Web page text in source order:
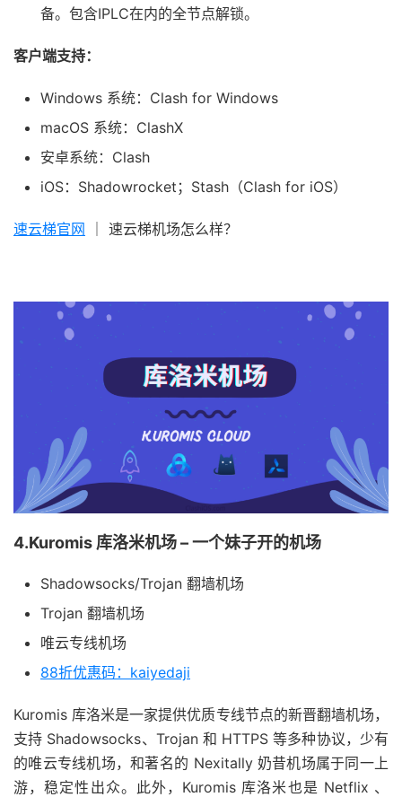
备。包含IPLC在内的全节点解锁。
客户端支持：
Windows 系统：Clash for Windows
macOS 系统：ClashX
安卓系统：Clash
iOS：Shadowrocket；Stash（Clash for iOS）
速云梯官网 ｜ 速云梯机场怎么样？
4.Kuromis 库洛米机场 – 一个妹子开的机场
Shadowsocks/Trojan 翻墙机场
Trojan 翻墙机场
唯云专线机场
88折优惠码：kaiyedaji
Kuromis 库洛米是一家提供优质专线节点的新晋翻墙机场，
支持 Shadowsocks、Trojan 和 HTTPS 等多种协议，少有
的唯云专线机场，和著名的 Nexitally 奶昔机场属于同一上
游，稳定性出众。此外，Kuromis 库洛米也是 Netflix 、